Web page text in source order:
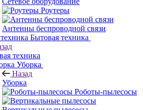
Роутеры
Антенны беспроводной связи
Бытовая техника
техника
Уборка
Назад
Уборка
Роботы-пылесосы